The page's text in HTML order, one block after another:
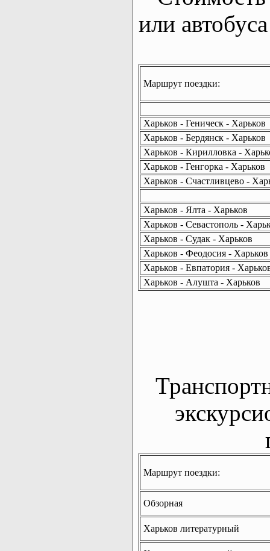
или
Маршрут поездки:
Харьков - Геническ - Харьков
Харьков - Бердянск - Харьков
Харьков - Кирилловка -
Харьков - Генгорка - Харьков
Харьков - Счастливцево -
Харьков - Ялта - Харьков
Харьков - Севастополь -
Харьков - Судак - Харьков
Харьков - Феодосия - Харьков
Харьков - Евпатория -
Харьков - Алушта - Харьков
Маршрут поездки:
Обзорная
Харьков литературный